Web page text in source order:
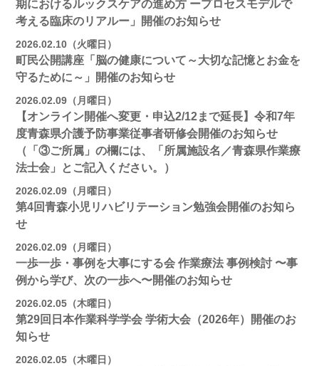
期におけるルックスケアの進め方 ープロセスモデルで
考える臨床のリアルー」開催のお知らせ
2026.02.10（火曜日）
町民公開講座「脳の健康について～大切な記憶とお金を
守るために～」開催のお知らせ
2026.02.09（月曜日）
【オンライン開催へ変更・申込2/12まで延長】令和7年
度青森県介護予防事業従事者研修会開催のお知らせ
（「③ご所属」の欄には、「所属施設名／青森県作業療
法士会」とご記入ください。）
2026.02.09（月曜日）
第4回青森小児リハビリテーション勉強会開催のお知ら
せ
2026.02.09（月曜日）
一歩一歩・事例を大事にする会 作業療法 事例検討 〜事
例から学び、次の一歩へ〜開催のお知らせ
2026.02.05（木曜日）
第29回日本作業科学学会 学術大会（2026年）開催のお
知らせ
2026.02.05（木曜日）